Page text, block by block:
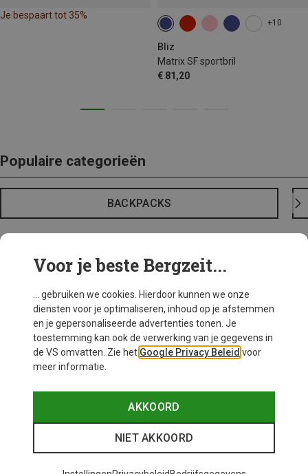
Je bespaart tot 35%
+10
Bliz
Matrix SF sportbril
€ 81,20
Populaire categorieën
BACKPACKS
Voor je beste Bergzeit...
... gebruiken we cookies. Hierdoor kunnen we onze
diensten voor je optimaliseren, inhoud op je afstemmen
en je gepersonaliseerde advertenties tonen. Je
toestemming kan ook de verwerking van je gegevens in
de VS omvatten. Zie het Google Privacy Beleid voor
meer informatie.
AKKOORD
NIET AKKOORD